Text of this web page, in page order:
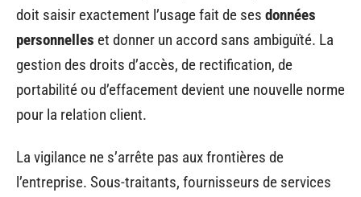
doit saisir exactement l’usage fait de ses données
personnelles et donner un accord sans ambiguïté. La
gestion des droits d’accès, de rectification, de
portabilité ou d’effacement devient une nouvelle norme
pour la relation client.
La vigilance ne s’arrête pas aux frontières de
l’entreprise. Sous-traitants, fournisseurs de services